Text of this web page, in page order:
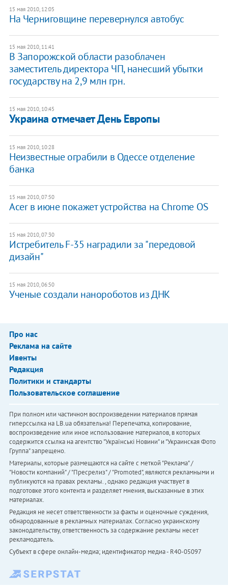
15 мая 2010, 12:05
На Черниговщине перевернулся автобус
15 мая 2010, 11:41
В Запорожской области разоблачен
заместитель директора ЧП, нанесший убытки
государству на 2,9 млн грн.
15 мая 2010, 10:45
Украина отмечает День Европы
15 мая 2010, 10:28
Неизвестные ограбили в Одессе отделение
банка
15 мая 2010, 07:50
Acer в июне покажет устройства на Chrome OS
15 мая 2010, 07:30
Истребитель F-35 наградили за "передовой
дизайн"
15 мая 2010, 06:50
Ученые создали нанороботов из ДНК
Про нас
Реклама на сайте
Ивенты
Редакция
Политики и стандарты
Пользовательское соглашение
При полном или частичном воспроизведении материалов прямая
гиперссылка на LB.ua обязательна! Перепечатка, копирование,
воспроизведение или иное использование материалов, в которых
содержится ссылка на агентство "Українськi Новини" и "Украинская Фото
Группа" запрещено.
Материалы, которые размещаются на сайте с меткой "Реклама" /
"Новости компаний" / "Пресрелиз" / "Promoted", являются рекламными и
публикуются на правах рекламы. , однако редакция участвует в
подготовке этого контента и разделяет мнения, высказанные в этих
материалах.
Редакция не несет ответственности за факты и оценочные суждения,
обнародованные в рекламных материалах. Согласно украинскому
законодательству, ответственность за содержание рекламы несет
рекламодатель.
Субъект в сфере онлайн-медиа; идентификатор медиа - R40-05097